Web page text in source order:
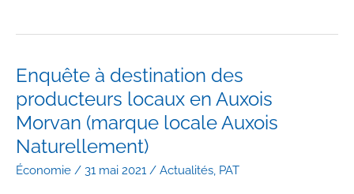
thématique
le
gaspillage
alimentaire
#PAT
Auxois-
Morvan
Enquête à destination des
producteurs locaux en Auxois
Morvan (marque locale Auxois
Naturellement)
Économie / 31 mai 2021 / Actualités, PAT